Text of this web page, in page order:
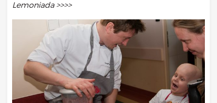
Lemoniada >>>>